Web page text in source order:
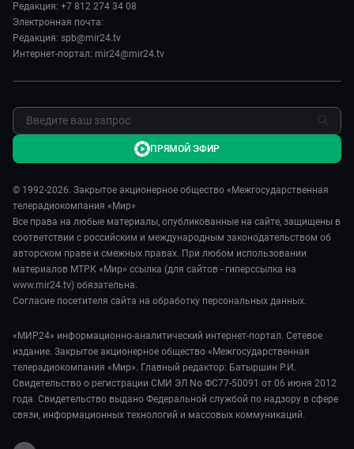
МИР. Мнение
Мировое соглашение
Пять причин поехать в...
Пресса о нас
Карьера
Реклама
Обратная связь
Редакция: +7 812 274 34 08
Электронная почта:
Редакция: spb@mir24.tv
Интернет-портал: mir24@mir24.tv
© 1992-2026. Закрытое акционерное общество «Межгосударственная
телерадиокомпания «Мир»
Все права на любые материалы, опубликованные на сайте, защищены в
соответствии с российским и международным законодательством об
авторском праве и смежных правах. При любом использовании
материалов МТРК «Мир» ссылка (для сайтов - гиперссылка на
www.mir24.tv) обязательна.
Согласие посетителя сайта на обработку персональных данных.
«МИР24» информационно-аналитический интернет-портал. Сетевое
издание. Закрытое акционерное общество «Межгосударственная
телерадиокомпания «Мир». Главный редактор: Батыршин Р.И.
Свидетельство о регистрации СМИ ЭЛ No ФС77-50091 от 06 июня 2012
года. Свидетельство выдано Федеральной службой по надзору в сфере
связи, информационных технологий и массовых коммуникаций.
ПРЯМОЙ ЭФИР